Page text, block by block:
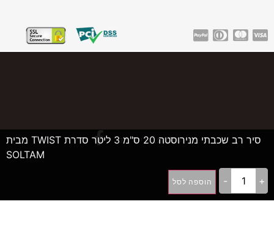
©2026, גרייט דיל
סיר רב שכבתי מנירוסטה 20 ס"מ 3 ליטר סדרת TWIST מבית
SOLTAM
+
- הוספה לסל